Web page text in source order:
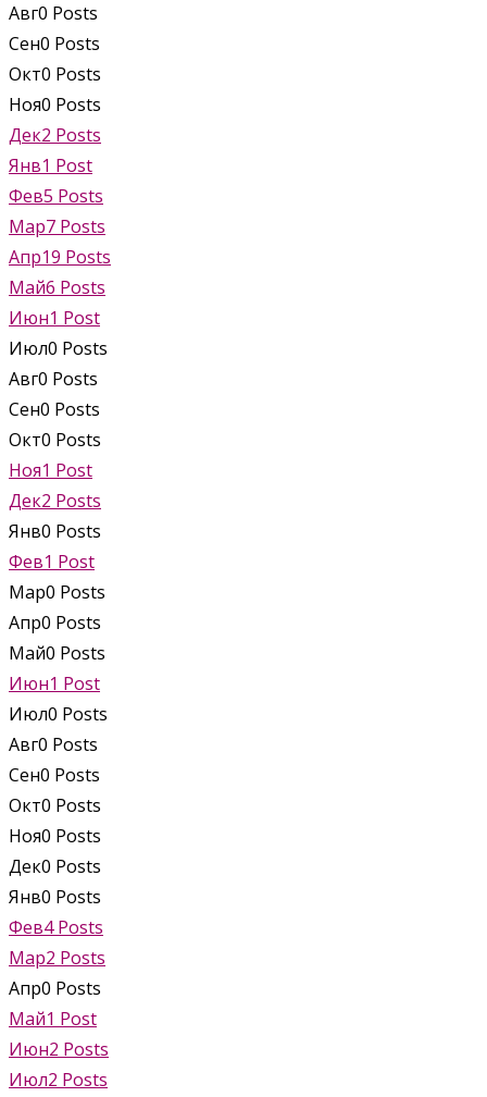
Авг0 Posts
Сен0 Posts
Окт0 Posts
Ноя0 Posts
Дек2 Posts
Янв1 Post
Фев5 Posts
Мар7 Posts
Апр19 Posts
Май6 Posts
Июн1 Post
Июл0 Posts
Авг0 Posts
Сен0 Posts
Окт0 Posts
Ноя1 Post
Дек2 Posts
Янв0 Posts
Фев1 Post
Мар0 Posts
Апр0 Posts
Май0 Posts
Июн1 Post
Июл0 Posts
Авг0 Posts
Сен0 Posts
Окт0 Posts
Ноя0 Posts
Дек0 Posts
Янв0 Posts
Фев4 Posts
Мар2 Posts
Апр0 Posts
Май1 Post
Июн2 Posts
Июл2 Posts